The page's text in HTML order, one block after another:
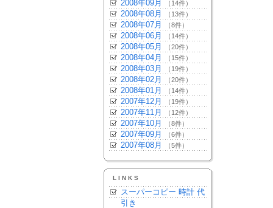
2008年09月 （14件）
2008年08月 （13件）
2008年07月 （8件）
2008年06月 （14件）
2008年05月 （20件）
2008年04月 （15件）
2008年03月 （19件）
2008年02月 （20件）
2008年01月 （14件）
2007年12月 （19件）
2007年11月 （12件）
2007年10月 （8件）
2007年09月 （6件）
2007年08月 （5件）
LINKS
スーパーコピー 時計 代
引き